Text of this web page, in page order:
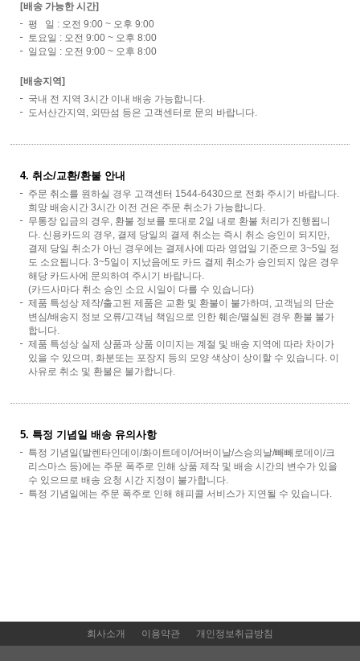
[배송 가능한 시간]
평 일 : 오전 9:00 ~ 오후 9:00
토요일 : 오전 9:00 ~ 오후 8:00
일요일 : 오전 9:00 ~ 오후 8:00
[배송지역]
국내 전 지역 3시간 이내 배송 가능합니다.
도서산간지역, 외딴섬 등은 고객센터로 문의 바랍니다.
4. 취소/교환/환불 안내
주문 취소를 원하실 경우 고객센터 1544-6430으로 전화 주시기 바랍니다.
희망 배송시간 3시간 이전 건은 주문 취소가 가능합니다.
무통장 입금의 경우, 환불 정보를 토대로 2일 내로 환불 처리가 진행됩니
다. 신용카드의 경우, 결제 당일의 결제 취소는 즉시 취소 승인이 되지만,
결제 당일 취소가 아닌 경우에는 결제사에 따라 영업일 기준으로 3~5일 정
도 소요됩니다. 3~5일이 지났음에도 카드 결제 취소가 승인되지 않은 경우
해당 카드사에 문의하여 주시기 바랍니다.
(카드사마다 취소 승인 소요 시일이 다를 수 있습니다)
제품 특성상 제작/출고된 제품은 교환 및 환불이 불가하며, 고객님의 단순
변심/배송지 정보 오류/고객님 책임으로 인한 훼손/멸실된 경우 환불 불가
합니다.
제품 특성상 실제 상품과 상품 이미지는 계절 및 배송 지역에 따라 차이가
있을 수 있으며, 화분또는 포장지 등의 모양 색상이 상이할 수 있습니다. 이
사유로 취소 및 환불은 불가합니다.
5. 특정 기념일 배송 유의사항
특정 기념일(발렌타인데이/화이트데이/어버이날/스승의날/빼빼로데이/크
리스마스 등)에는 주문 폭주로 인해 상품 제작 및 배송 시간의 변수가 있을
수 있으므로 배송 요청 시간 지정이 불가합니다.
특정 기념일에는 주문 폭주로 인해 해피콜 서비스가 지연될 수 있습니다.
회사소개 이용약관 개인정보취급방침